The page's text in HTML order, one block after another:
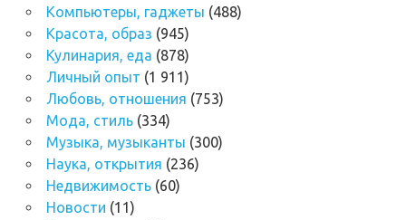
Компьютеры, гаджеты (488)
Красота, образ (945)
Кулинария, еда (878)
Личный опыт (1 911)
Любовь, отношения (753)
Мода, стиль(334)
Музыка, музыканты (300)
Наука, открытия (236)
Недвижимость(60)
Новости (11)